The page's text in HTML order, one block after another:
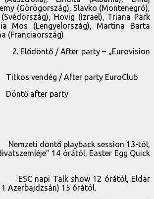
(Görögország), Slavko (Montenegró),
Hovig (Izrael), Triana Park
Mos (Lengyelország), Martina Barta
(Franciaország)
/ After party – „Eurovision
vendég / After party EuroClub
after party
döntő playback session 13-tól,
14 órától, Easter Egg Quick
napi Talk show 12 órától, Eldar
Azerbajdzsán) 15 órától.